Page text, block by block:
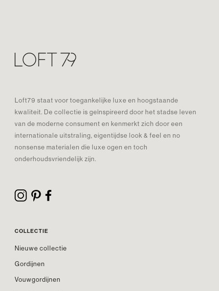
Loft79 staat voor toegankelijke luxe en hoogstaande
kwaliteit. De collectie is geïnspireerd door het stadse leven
van de moderne consument en kenmerkt zich door een
internationale uitstraling, eigentijdse look & feel en no
nonsense materialen die luxe ogen en toch
onderhoudsvriendelijk zijn.
COLLECTIE
Nieuwe collectie
Gordijnen
Vouwgordijnen